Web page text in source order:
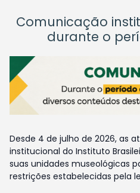
Comunicação
durante o
Desde 4 de julho de 2026, as
institucional do Instituto
suas unidades museológicas
restrições estabelecidas pela